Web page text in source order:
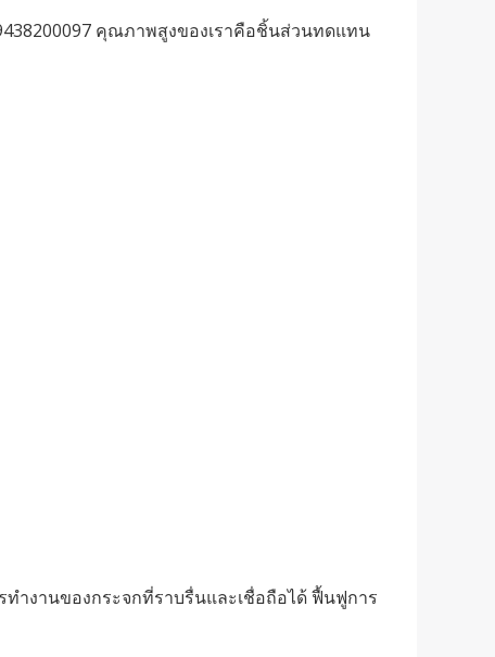
คุณภาพสูงของเราคือชิ้นส่วนทดแทน
ำงานของกระจกที่ราบรื่นและเชื่อถือได้ ฟื้นฟูการ